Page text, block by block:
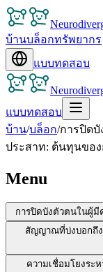
บ้านบล็อกทรัพยากร
แบบทดสอบ
แบบทดสอบ
บ้าน/บล็อก/การปิดบั
ประสาท: ต้นทุนขอ
Menu
การปิดบังตัวตนในผู้มี
สัญญาณที่บ่งบอกถึง
ความเชื่อมโยงระ